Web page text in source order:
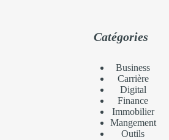
Catégories
Business
Carrière
Digital
Finance
Immobilier
Mangement
Outils